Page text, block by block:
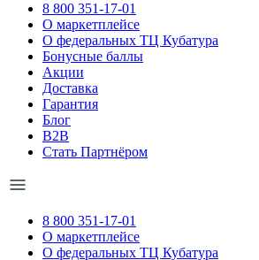
8 800 351-17-01
О маркетплейсе
О федеральных ТЦ Кубатура
Бонусные баллы
Акции
Доставка
Гарантия
Блог
B2B
Стать Партнёром
8 800 351-17-01
О маркетплейсе
О федеральных ТЦ Кубатура